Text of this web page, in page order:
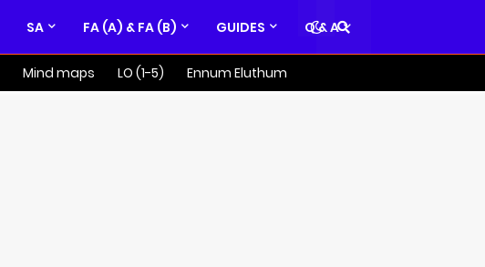
SA FA (A) & FA (B) GUIDES Q & A
Mind maps LO (1-5)
Ennum Eluthum